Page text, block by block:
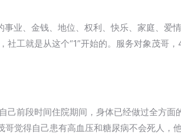
业、金钱、地位、权利、快乐、家庭、爱
工就是从这个“1”开始的。服务对象茂哥
前段时间住院期间，身体已经做过全方
觉得自己患有高血压和糖尿病不会死人，